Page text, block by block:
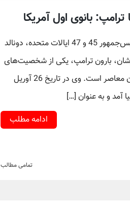
بانوی اول آمریکا
ملانیا ترامپ، همسر رئیس‌جمهور 45 و 47 ایالات متحده، دونالد
بارون ترامپ، یکی از شخصیت‌های
برجسته و تاثیرگذار دوران معاصر است. وی در تاریخ 26 آوریل
ادامه مطلب
تمامی مطالب